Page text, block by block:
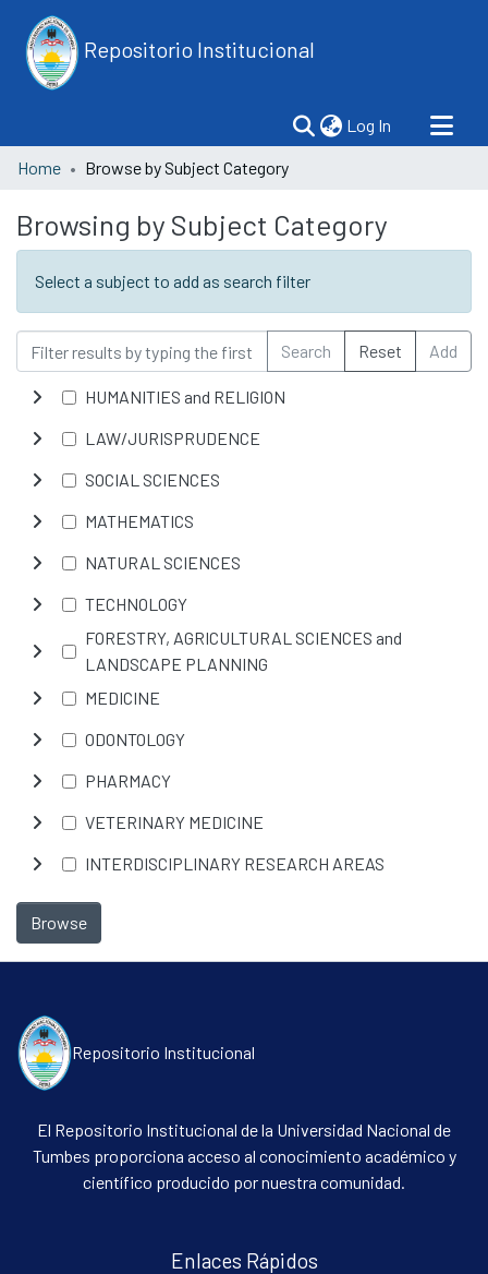
Repositorio Institucional
Log In (current)
Communities & Collections
Home Browse by Subject Category
Browsing by Subject Category
Select a subject to add as search filter
Search Reset Add
HUMANITIES and RELIGION
LAW/JURISPRUDENCE
SOCIAL SCIENCES
MATHEMATICS
NATURAL SCIENCES
TECHNOLOGY
FORESTRY, AGRICULTURAL SCIENCES and
LANDSCAPE PLANNING
MEDICINE
ODONTOLOGY
PHARMACY
VETERINARY MEDICINE
INTERDISCIPLINARY RESEARCH AREAS
Browse
Repositorio Institucional
El Repositorio Institucional de la Universidad Nacional de
Tumbes proporciona acceso al conocimiento académico y
científico producido por nuestra comunidad.
Enlaces Rápidos